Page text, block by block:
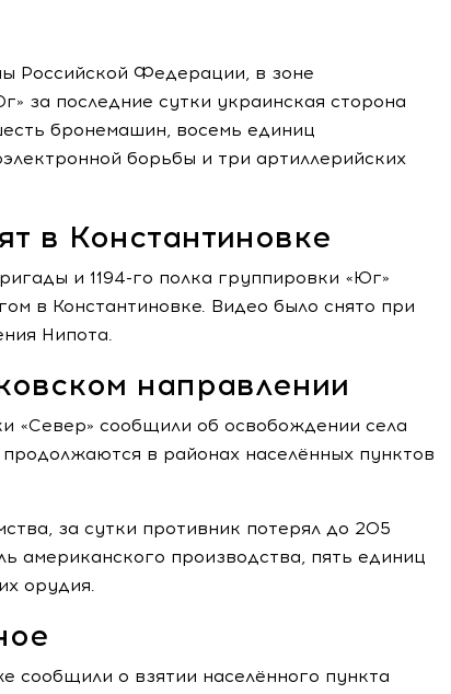
Российской Федерации, в зоне
за последние сутки украинская сторона
бронемашин, восемь единиц
борьбы и три артиллерийских
в Константиновке
и 1194-го полка группировки «Юг»
в Константиновке. Видео было снято при
Нипота.
направлении
«Север» сообщили об освобождении села
в районах населённых пунктов
за сутки противник потерял до 205
американского производства, пять единиц
орудия.
сообщили о взятии населённого пункта